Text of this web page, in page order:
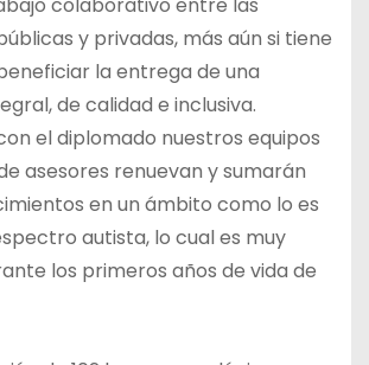
colaborativo entre las
y privadas, más aún si tiene
la entrega de una
de calidad e inclusiva.
el diplomado nuestros equipos
asesores renuevan y sumarán
en un ámbito como lo es
autista, lo cual es muy
los primeros años de vida de